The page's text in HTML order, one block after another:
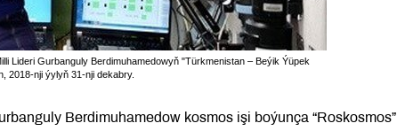
Lideri Gurbanguly Berdimuhamedowyň "Türkmenistan – Beýik Ýüpek
2018-nji ýylyň 31-nji dekabry.
Berdimuhamedow kosmos işi boýunça “Roskosmos”